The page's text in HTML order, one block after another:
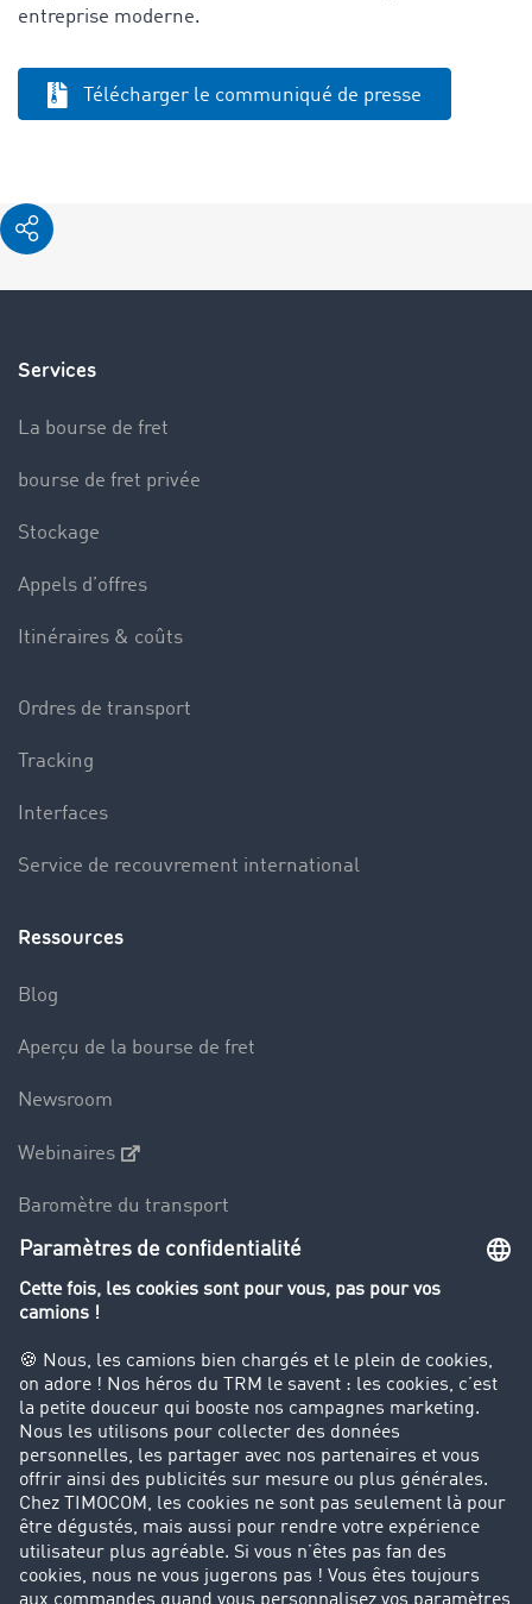
entreprise moderne.
Télécharger le communiqué de presse
Services
La bourse de fret
bourse de fret privée
Stockage
Appels d’offres
Itinéraires & coûts
Ordres de transport
Tracking
Interfaces
Service de recouvrement international
Ressources
Blog
Aperçu de la bourse de fret
Newsroom
Webinaires
Baromètre du transport
Le dictionnaire du transport
Interdiction de circulation des poids lourds
Entreprise
Parrainage clients
Success Stories
Cadre légal
Mentions légales